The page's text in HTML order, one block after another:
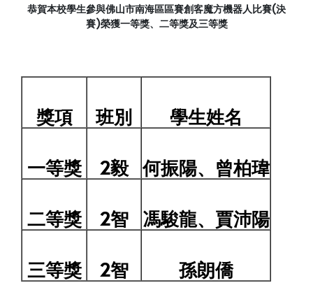
恭賀本校學生參與佛山市南海區區賽創客魔方機器人比賽(決
賽)榮獲一等獎、二等獎及三等獎
獎項 班別 學生姓名
一等獎 2毅 何振陽、曾柏瑋
二等獎 2智 馮駿龍、賈沛陽
三等獎 2智 孫朗僑